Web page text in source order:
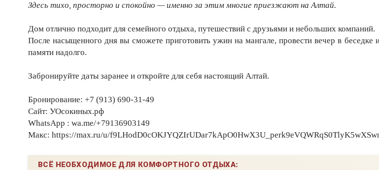
Здесь тихо, просторно и спокойно — именно за этим многие приезжают на Алтай.
‍‍‍Дом отлично подходит для семейного отдыха, путешествий с друзьями и небольших компаний.
После насыщенного дня вы сможете приготовить ужин на мангале, провести вечер в
памяти надолго.
Забронируйте даты заранее и откройте для себя настоящий Алтай.
Бронирование: +7 (913) 690-31-49
Сайт: УОсокиных.рф
WhatsApp : wa.me/+79136903149
Макс: https://max.ru/u/
ВСЁ НЕОБХОДИМОЕ ДЛЯ КОМФОРТНОГО ОТДЫХА: